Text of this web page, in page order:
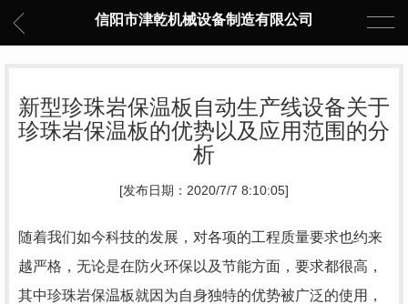
信阳市津乾机械设备制造有限公司
新型珍珠岩保温板自动生产线设备关于
珍珠岩保温板的优势以及应用范围的分
析
[发布日期：2020/7/7 8:10:05]
随着我们如今科技的发展，对各项的工程质量要求也约来
越严格，无论是在防火环保以及节能方面，要求都很高，
其中珍珠岩保温板就因为自身独特的优势被广泛的使用，